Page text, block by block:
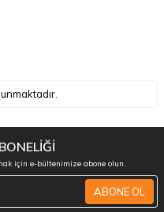
için e-bültenimize abone olun.
ABONE OL